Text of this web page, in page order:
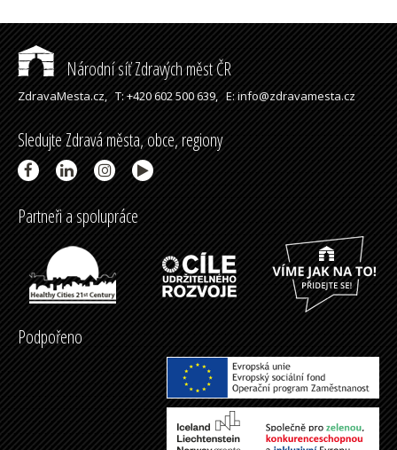
Národní síť Zdravých měst ČR
ZdravaMesta.cz,T: +420 602 500 639,E: info@zdravamesta.cz
Sledujte Zdravá města, obce, regiony
Partneři a spolupráce
Podpořeno